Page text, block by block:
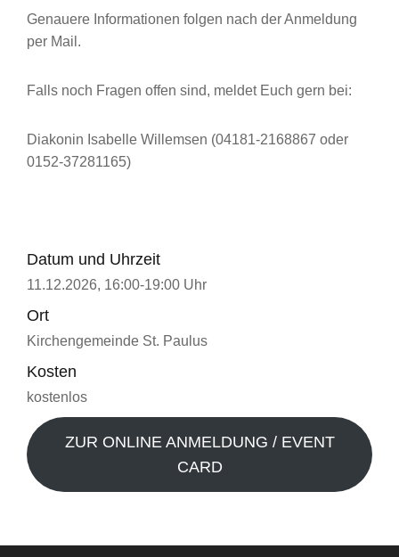
Genauere Informationen folgen nach der Anmeldung
per Mail.
Falls noch Fragen offen sind, meldet Euch gern bei:
Diakonin Isabelle Willemsen (04181-2168867 oder
0152-37281165)
Datum und Uhrzeit
11.12.2026, 16:00-19:00 Uhr
Ort
Kirchengemeinde St. Paulus
Kosten
kostenlos
ZUR ONLINE ANMELDUNG / EVENT
CARD